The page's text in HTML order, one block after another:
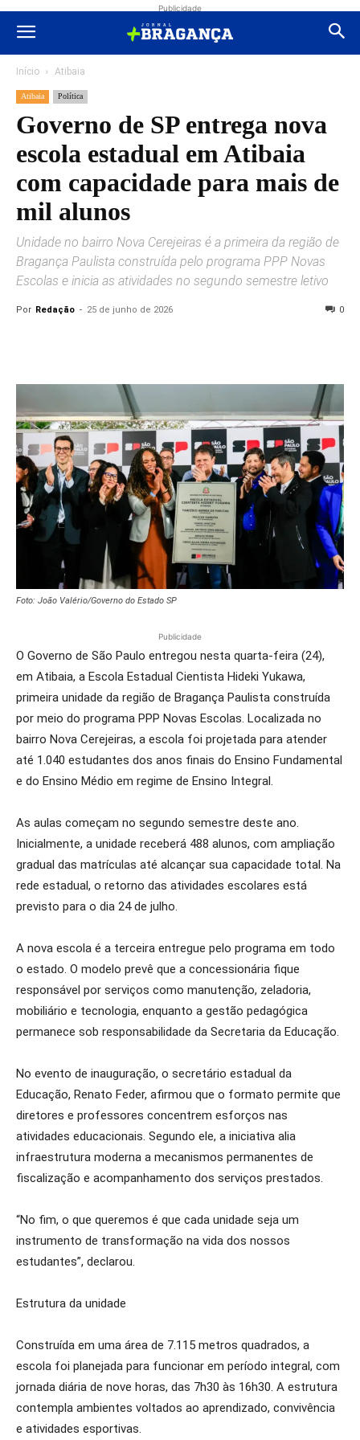
Publicidade
Início Atibaia
Atibaia Política
Governo de SP entrega nova
escola estadual em Atibaia
com capacidade para mais de
mil alunos
Unidade no bairro Nova Cerejeiras é a primeira da região de
Bragança Paulista construída pelo programa PPP Novas
Escolas e inicia as atividades no segundo semestre letivo
Por Redação - 25 de junho de 2026 0
Foto: João Valério/Governo do Estado SP
Publicidade
O Governo de São Paulo entregou nesta quarta-feira (24),
em Atibaia, a Escola Estadual Cientista Hideki Yukawa,
primeira unidade da região de Bragança Paulista construída
por meio do programa PPP Novas Escolas. Localizada no
bairro Nova Cerejeiras, a escola foi projetada para atender
até 1.040 estudantes dos anos finais do Ensino Fundamental
e do Ensino Médio em regime de Ensino Integral.
As aulas começam no segundo semestre deste ano.
Inicialmente, a unidade receberá 488 alunos, com ampliação
gradual das matrículas até alcançar sua capacidade total. Na
rede estadual, o retorno das atividades escolares está
previsto para o dia 24 de julho.
A nova escola é a terceira entregue pelo programa em todo
o estado. O modelo prevê que a concessionária fique
responsável por serviços como manutenção, zeladoria,
mobiliário e tecnologia, enquanto a gestão pedagógica
permanece sob responsabilidade da Secretaria da Educação.
No evento de inauguração, o secretário estadual da
Educação, Renato Feder, afirmou que o formato permite que
diretores e professores concentrem esforços nas
atividades educacionais. Segundo ele, a iniciativa alia
infraestrutura moderna a mecanismos permanentes de
fiscalização e acompanhamento dos serviços prestados.
“No fim, o que queremos é que cada unidade seja um
instrumento de transformação na vida dos nossos
estudantes”, declarou.
Estrutura da unidade
Construída em uma área de 7.115 metros quadrados, a
escola foi planejada para funcionar em período integral, com
jornada diária de nove horas, das 7h30 às 16h30. A estrutura
contempla ambientes voltados ao aprendizado, convivência
e atividades esportivas.